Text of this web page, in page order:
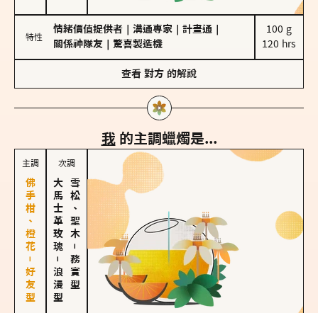
特性
情緒價值提供者 溝通專家 計畫通
關係神隊友
驚喜製造機
100 g
120 hrs
查看 對方 的解說
我 的主調蠟燭是...
主調
佛手柑、橙花－好友型
次調
大馬士革玫瑰
－
浪漫型
雪松、聖木
－
務實型